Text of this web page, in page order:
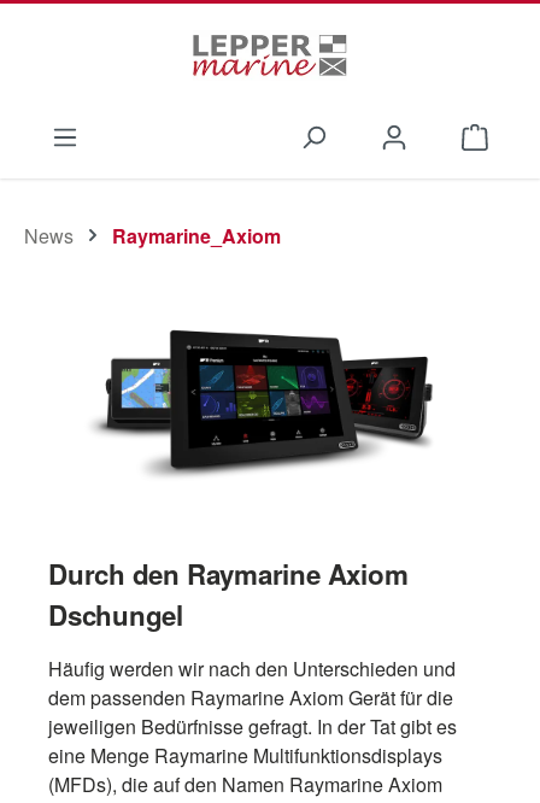
News Raymarine_Axiom
Durch den Raymarine Axiom
Dschungel
Häufig werden wir nach den Unterschieden und
dem passenden Raymarine Axiom Gerät für die
jeweiligen Bedürfnisse gefragt. In der Tat gibt es
eine Menge Raymarine Multifunktionsdisplays
(MFDs), die auf den Namen Raymarine Axiom